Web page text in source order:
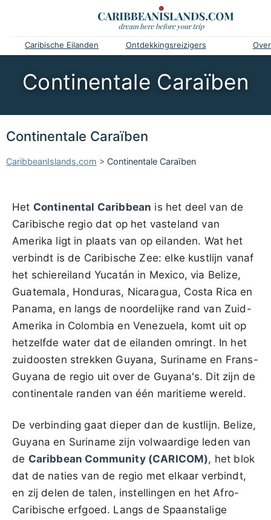
Caribische Eilanden Ontdekkingsreizigers
Continentale Caraïben
Continentale Caraïben
CaribbeanIslands.com > Continentale Caraïben
Het Continental Caribbean is het deel van de
Caribische regio dat op het vasteland van
Amerika ligt in plaats van op eilanden. Wat het
verbindt is de Caribische Zee: elke kustlijn vanaf
het schiereiland Yucatán in Mexico, via Belize,
Guatemala, Honduras, Nicaragua, Costa Rica en
Panama, en langs de noordelijke rand van Zuid-
Amerika in Colombia en Venezuela, komt uit op
hetzelfde water dat de eilanden omringt. In het
zuidoosten strekken Guyana, Suriname en Frans-
Guyana de regio uit over de Guyana's. Dit zijn de
continentale randen van één maritieme wereld.
De verbinding gaat dieper dan de kustlijn. Belize,
Guyana en Suriname zijn volwaardige leden van
de Caribbean Community (CARICOM), het blok
dat de naties van de regio met elkaar verbindt,
en zij delen de talen, instellingen en het Afro-
Caribische erfgoed. Langs de Spaanstalige